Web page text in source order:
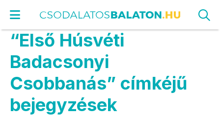
“Első Húsvéti
Badacsonyi
Csobbanás” címkéjű
bejegyzések